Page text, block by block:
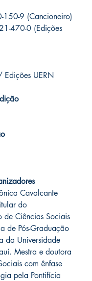
9 (Cancioneiro)
470-0 (Edições
UERN
Cavalcante
do
de Ciências Sociais
de Pós-Graduação
da Universidade
Mestra e doutora
com ênfase
pela Pontifícia